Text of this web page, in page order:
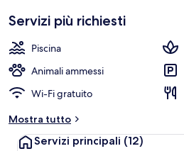
Servizi più richiesti
Piscina
Animali ammessi
Wi-Fi gratuito
Mostra tutto
Servizi principali (12)